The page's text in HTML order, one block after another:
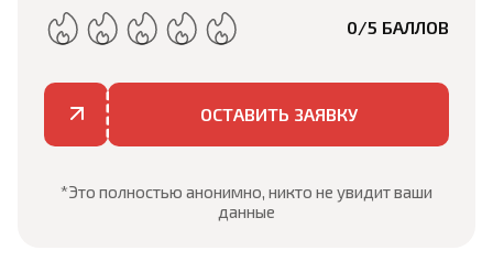
0/5 БАЛЛОВ
ОСТАВИТЬ ЗАЯВКУ
*Это полностью анонимно, никто не увидит ваши
данные